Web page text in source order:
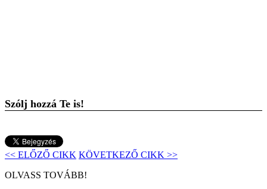
Szólj hozzá Te is!
<< ELŐZŐ CIKK KÖVETKEZŐ CIKK >>
OLVASS TOVÁBB!